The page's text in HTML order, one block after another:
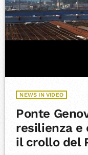
NEWS IN VIDEO
Ponte
resilienza e
il crollo del